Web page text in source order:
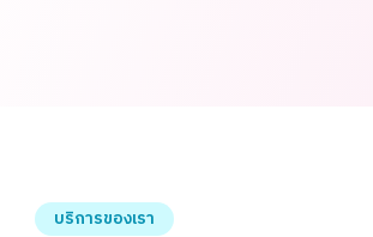
บริการของเรา